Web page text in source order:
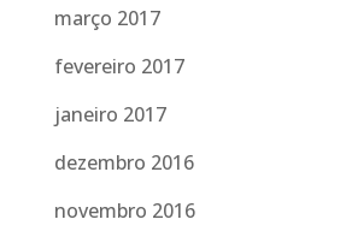
março 2017
fevereiro 2017
janeiro 2017
dezembro 2016
novembro 2016